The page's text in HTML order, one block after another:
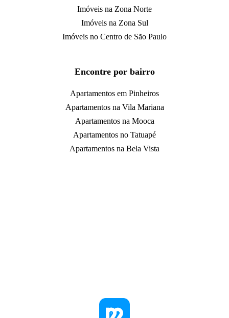
Imóveis na Zona Norte
Imóveis na Zona Sul
Imóveis no Centro de São Paulo
Encontre por bairro
Apartamentos em Pinheiros
Apartamentos na Vila Mariana
Apartamentos na Mooca
Apartamentos no Tatuapé
Apartamentos na Bela Vista